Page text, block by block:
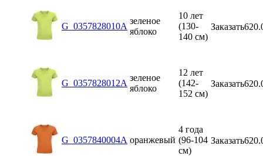
G_0357828010A
зеленое
яблоко
10 лет
(130-
140 см)
Заказать
G_0357828012A
зеленое
яблоко
12 лет
(142-
152 см)
Заказать
G_0357840004A оранжевый
4 года
(96-104
см)
Заказать